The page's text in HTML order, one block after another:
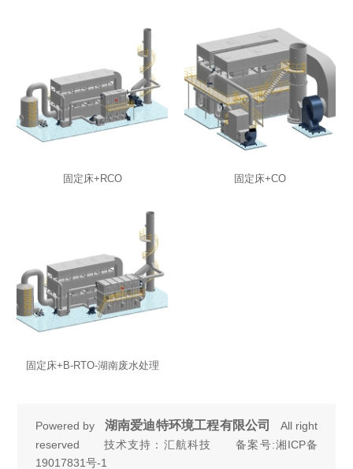
固定床+RCO 固定床+CO
固定床+B-RTO-湖南废水处理
Powered by 湖南爱迪特环境工程有限公司
All right
reserved 技术支持：汇航科技 备案号:湘ICP备
19017831号-1